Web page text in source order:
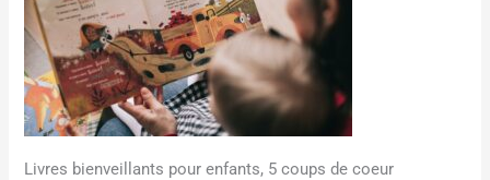
Livres bienveillants pour enfants, 5 coups de coeur